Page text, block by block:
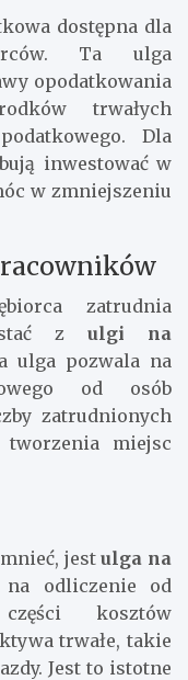
dostępna dla
Ta ulga
opodatkowania
trwałych
Dla
inwestować w
w zmniejszeniu
zatrudnia
z ulgi na
ulga pozwala na
od osób
zatrudnionych
miejsc
jestulga na
odliczenie od
kosztów
trwałe, takie
Jest to istotne